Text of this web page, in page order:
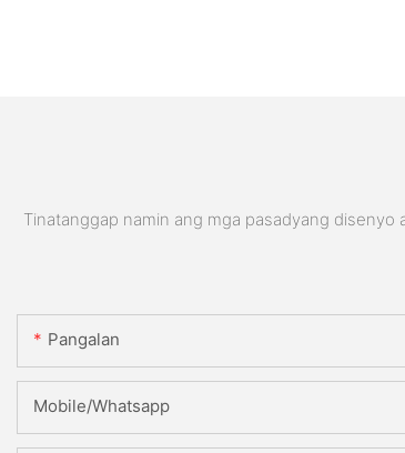
Tinatanggap namin ang mga pasadyang
Pangalan
Mobile/Whatsapp